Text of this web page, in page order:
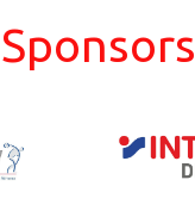
Sponsors